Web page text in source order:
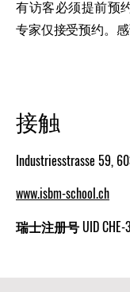
有访客必须提前预
专家仅接受预约。感
接触
Industriesstrasse 59,
www.isbm-school.ch
瑞士注册号 UID CHE-